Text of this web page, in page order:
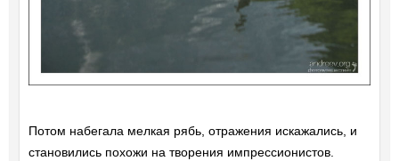
Потом набегала мелкая рябь, отражения искажались, и
становились похожи на творения импрессионистов.